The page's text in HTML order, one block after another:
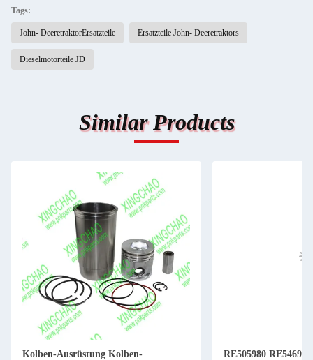
Tags:
John- DeeretraktorErsatzteile Ersatzteile John- Deeretraktors
Dieselmotorteile JD
Similar Products
Kolben-Ausrüstung Kolben-
RE505980